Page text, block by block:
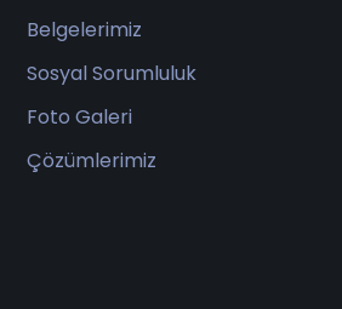
Belgelerimiz
Sosyal Sorumluluk
Foto Galeri
Çözümlerimiz